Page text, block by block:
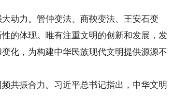
动力。管仲变法、商鞅变法、王安石变
的体现。唯有注重文明的创新和发展，发
化，为构建中华民族现代文明提供源源不
振合力。习近平总书记指出，中华文明